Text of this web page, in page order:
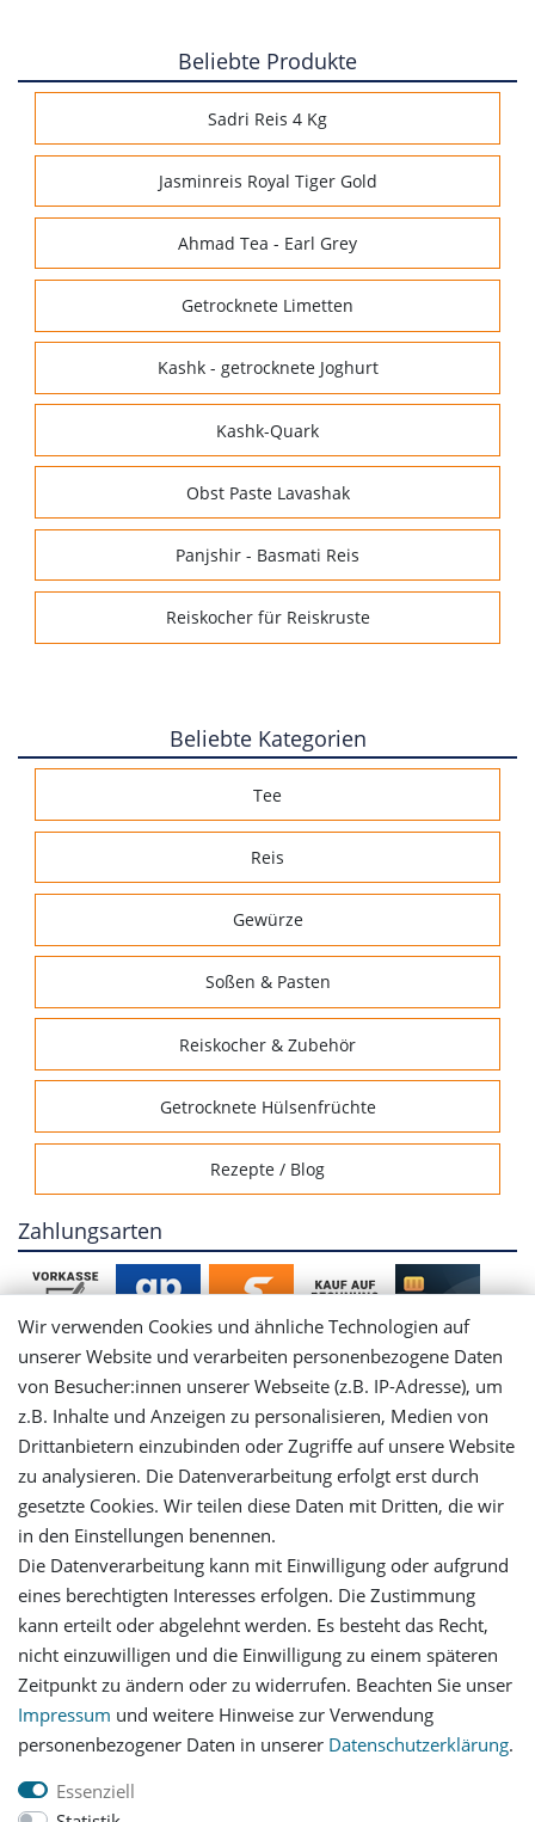
Beliebte Produkte
Sadri Reis 4 Kg
Jasminreis Royal Tiger Gold
Ahmad Tea - Earl Grey
Getrocknete Limetten
Kashk - getrocknete Joghurt
Kashk-Quark
Obst Paste Lavashak
Panjshir - Basmati Reis
Reiskocher für Reiskruste
Beliebte Kategorien
Tee
Reis
Gewürze
Soßen & Pasten
Reiskocher & Zubehör
Getrocknete Hülsenfrüchte
Rezepte / Blog
Zahlungsarten
Mein Konto
Login
Registrieren
Versandinformationen
Let's stay connected
Wir verwenden Cookies und ähnliche Technologien auf
unserer Website und verarbeiten personenbezogene Daten
von Besucher:innen unserer Webseite (z.B. IP-Adresse), um
z.B. Inhalte und Anzeigen zu personalisieren, Medien von
Drittanbietern einzubinden oder Zugriffe auf unsere Website
zu analysieren. Die Datenverarbeitung erfolgt erst durch
gesetzte Cookies. Wir teilen diese Daten mit Dritten, die wir
in den Einstellungen benennen.
Die Datenverarbeitung kann mit Einwilligung oder aufgrund
eines berechtigten Interesses erfolgen. Die Zustimmung
kann erteilt oder abgelehnt werden. Es besteht das Recht,
nicht einzuwilligen und die Einwilligung zu einem späteren
Zeitpunkt zu ändern oder zu widerrufen. Beachten Sie unser
Impressum und weitere Hinweise zur Verwendung
personenbezogener Daten in unserer Daten­schutz­erklärung.
Essenziell